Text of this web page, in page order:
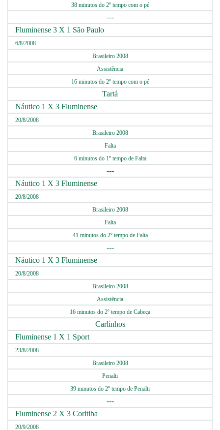
38 minutos do 2º tempo com o pé
---
Fluminense 3 X 1 São Paulo
6/8/2008
Brasileiro 2008
Assistência
16 minutos do 2º tempo com o pé
Tartá
Náutico 1 X 3 Fluminense
20/8/2008
Brasileiro 2008
Falta
6 minutos do 1º tempo de Falta
---
Náutico 1 X 3 Fluminense
20/8/2008
Brasileiro 2008
Falta
41 minutos do 2º tempo de Falta
---
Náutico 1 X 3 Fluminense
20/8/2008
Brasileiro 2008
Assistência
16 minutos do 2º tempo de Cabeça
Carlinhos
Fluminense 1 X 1 Sport
23/8/2008
Brasileiro 2008
Penalti
39 minutos do 2º tempo de Penalti
---
Fluminense 2 X 3 Coritiba
20/9/2008